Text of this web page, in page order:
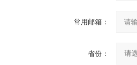
常用邮箱：
省份：